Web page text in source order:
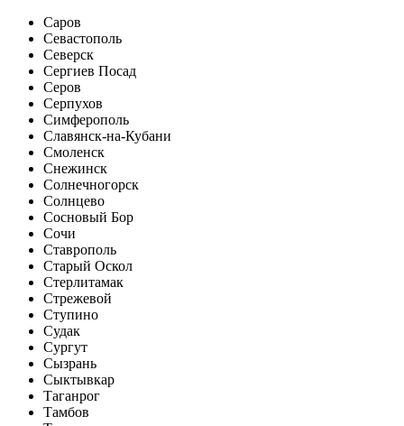
Саров
Севастополь
Северск
Сергиев Посад
Серов
Серпухов
Симферополь
Славянск-на-Кубани
Смоленск
Снежинск
Солнечногорск
Солнцево
Сосновый Бор
Сочи
Ставрополь
Старый Оскол
Стерлитамак
Стрежевой
Ступино
Судак
Сургут
Сызрань
Сыктывкар
Таганрог
Тамбов